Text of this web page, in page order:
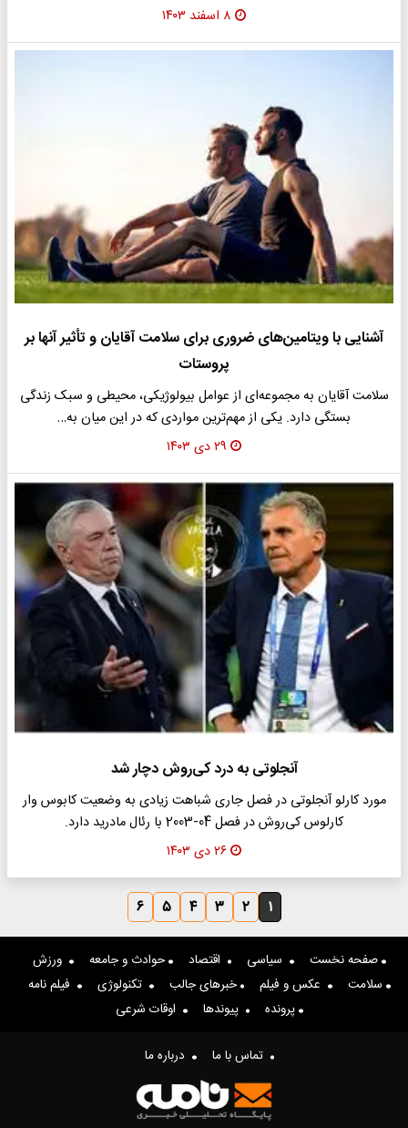
۸ اسفند ۱۴۰۳
آشنایی با ویتامین‌های ضروری برای سلامت آقایان و تأثیر آنها بر
پروستات
سلامت آقایان به مجموعه‌ای از عوامل بیولوژیکی، محیطی و سبک زندگی
بستگی دارد. یکی از مهم‌ترین مواردی که در این میان به…
۲۹ دی ۱۴۰۳
آنجلوتی به درد کی‌روش دچار شد
مورد کارلو آنجلوتی در فصل جاری شباهت زیادی به وضعیت کابوس وار
کارلوس کی‌روش در فصل 04-2003 با رئال مادرید دارد.
۲۶ دی ۱۴۰۳
۱ ۲ ۳ ۴ ۵ ۶
صفحه نخست سیاسی اقتصاد حوادث و جامعه
ورزش
سلامت
عکس و فیلم خبرهای جالب تکنولوژی
فیلم نامه
پرونده
پیوندها اوقات شرعی
تماس با ما درباره ما